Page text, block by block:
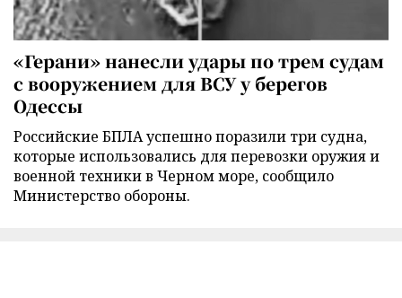
«Герани» нанесли удары по трем судам
с вооружением для ВСУ у берегов
Одессы
Российские БПЛА успешно поразили три судна,
которые использовались для перевозки оружия и
военной техники в Черном море, сообщило
Министерство обороны.